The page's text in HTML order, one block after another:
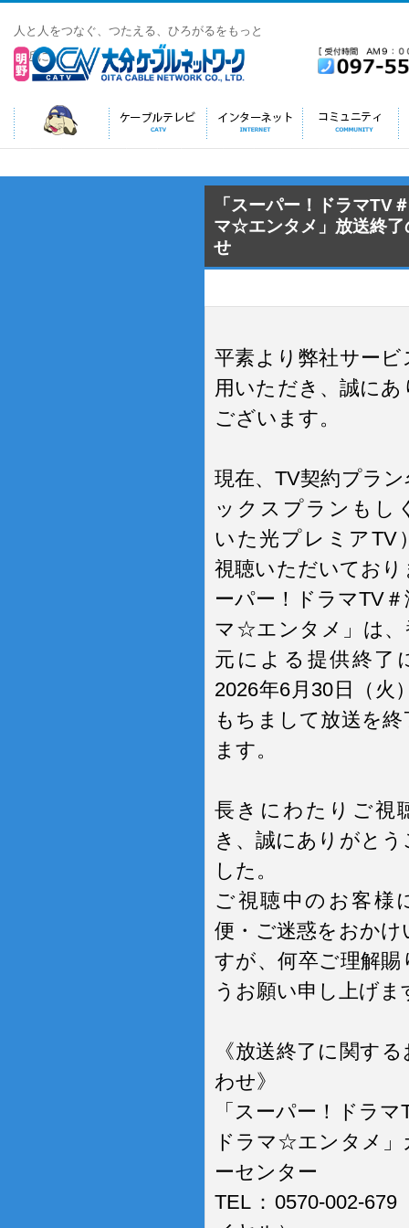
人と人をつなぐ、つたえる、ひろがるをもっと
身近に
ホーム HOME ケーブルテレ インターネッ
トINTERNET
地域番組
COMMUNITY
「スーパー！ドラマTV
マ☆エンタメ」放送終了
せ
平素より弊社サービ
用いただき、誠に
ございます。
現在、TV契約プラ
ックスプランもし
いた光プレミアTV
視聴いただいており
ーパー！ドラマTV
マ☆エンタメ」は、
元による提供終了
2026年6月30日（火
もちまして放送を
ます。
長きにわたりご視
き、誠にありがと
した。
ご視聴中のお客様
便・ご迷惑をおかけ
すが、何卒ご理解賜
うお願い申し上げま
《放送終了に関す
わせ》
「スーパー！ドラマ
ドラマ☆エンタメ」
ーセンター
TEL：0570-002-